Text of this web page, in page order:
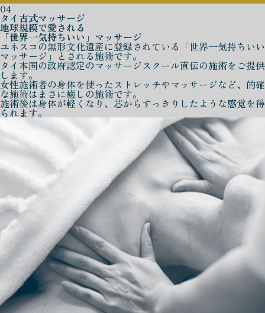
04
タイ古式マッサージ
地球規模で愛される
「世界一気持ちいい」マッサージ
ユネスコの無形文化遺産に登録されている「世界一気持ちいい
マッサージ」とされる施術です。
タイ本国の政府認定のマッサージスクール直伝の施術をご提供
します。
女性施術者の身体を使ったストレッチやマッサージなど、的確
な施術はまさに癒しの施術です。
施術後は身体が軽くなり、芯からすっきりしたような感覚を得
られます。